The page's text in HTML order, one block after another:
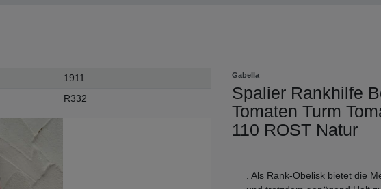
1911
R332
Gabella
Spalier Rankhilfe
Tomaten Turm
110 ROST Natur
. Als Rank-Obelisk bietet die